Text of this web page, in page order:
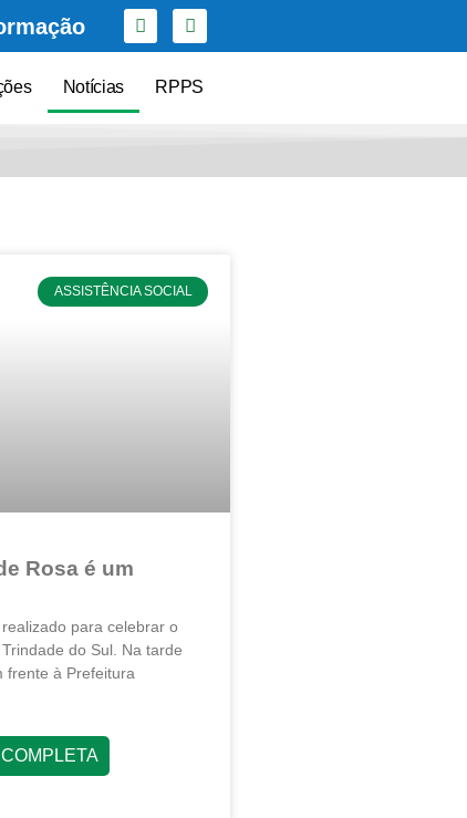
Notícias RPPS
ASSISTÊNCIA SOCIAL
Rosa é um
para celebrar o
do Sul. Na tarde
frente à Prefeitura